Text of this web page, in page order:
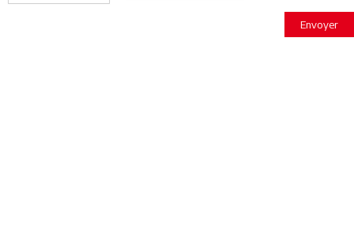
Envoyer